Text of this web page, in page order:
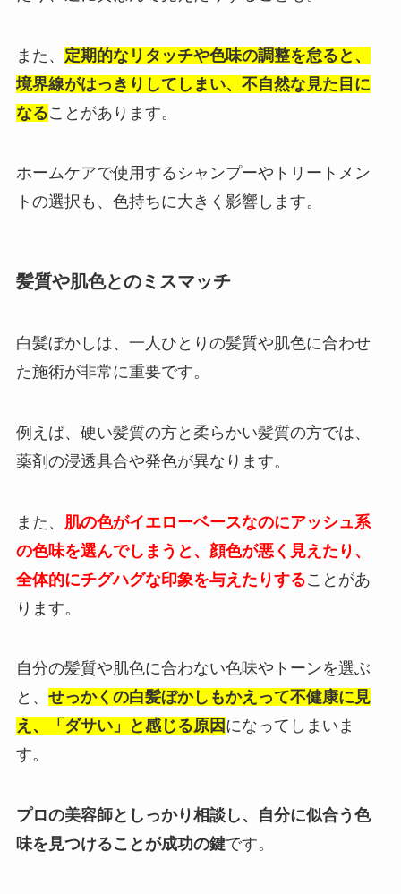
また、 定期的なリタッチや色味の調整を怠ると、
境界線がはっきりしてしまい、不自然な見た目に
なることがあります。
ホームケアで使用するシャンプーやトリートメン
トの選択も、色持ちに大きく影響します。
髪質や肌色とのミスマッチ
白髪ぼかしは、一人ひとりの髪質や肌色に合わせ
た施術が非常に重要です。
例えば、硬い髪質の方と柔らかい髪質の方では、
薬剤の浸透具合や発色が異なります。
また、 肌の色がイエローベースなのにアッシュ系
の色味を選んでしまうと、顔色が悪く見えたり、
全体的にチグハグな印象を与えたりすることがあ
ります。
自分の髪質や肌色に合わない色味やトーンを選ぶ
と、 せっかくの白髪ぼかしもかえって不健康に見
え、「ダサい」と感じる原因 になってしまいま
す。
プロの美容師としっかり相談し、自分に似合う色
味を見つけることが成功の鍵です。